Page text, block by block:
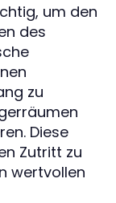
um den
des
zu
Diese
Zutritt zu
wertvollen